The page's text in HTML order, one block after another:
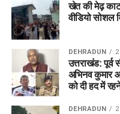
खेत की मेढ़
वीडियो सोशल
DEHRADUN
उत्तराखंड: पूर्व
अभिनव कुमार
को दी हद में
DEHRADUN